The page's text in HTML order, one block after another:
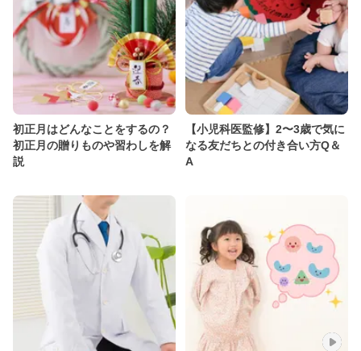
初正月はどんなことをするの？
初正月の贈りものや習わしを解
説
【小児科医監修】2〜3歳で気に
なる友だちとの付き合い方Q＆
A